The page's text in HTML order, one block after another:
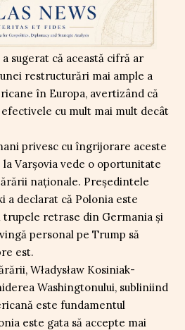
sugerat că această cifră ar
restructurări mai ample a
în Europa, avertizând că
cu mult mai mult decât
privesc cu îngrijorare aceste
Varșovia vede o oportunitate
naționale. Președintele
a declarat că Polonia este
trupele retrase din Germania și
personal pe Trump să
est.
Władysław Kosiniak-
Washingtonului, subliniind
este fundamentul
este gata să accepte mai